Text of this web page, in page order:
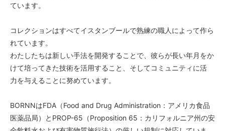
ています。
コレクションはすべてイスタンブールで熟練の職人によって作ら
れています。
わたしたちは新しい手法を開発することで、彼らが長い年月をか
けて培ってきた技術を活用すること、そしてコミュニティに活
力を与えることに努めています。
BORNNはFDA（Food and Drug Administration：アメリカ食品
医薬品局）とPROP-65（Proposition 65：カリフォルニア州の安